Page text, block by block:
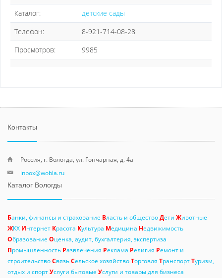
Каталог:
детские сады
Телефон:
8-921-714-08-28
Просмотров:
9985
Контакты
Россия, г. Вологда, ул. Гончарная, д. 4а
inbox@wobla.ru
Каталог Вологды
Банки, финансы и страхование Власть и обществоДети Животные
ЖКХ Интернет Красота Культура Медицина Недвижимость
Образование Оценка, аудит, бухгалтерия, экспертиза
Промышленность Развлечения Реклама Религия Ремонт и
строительствоСвязьСельское хозяйствоТорговля ТранспортТуризм,
отдых и спортУслуги бытовые Услуги и товары для бизнеса